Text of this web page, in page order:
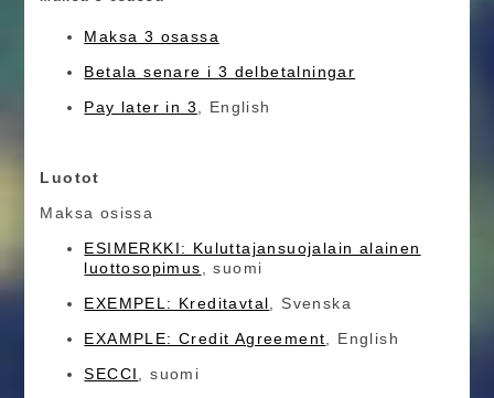
Maksa 3 osassa
Betala senare i 3 delbetalningar
Pay later in 3
, English
Luotot
Maksa osissa
ESIMERKKI: Kuluttajansuojalain alainen
luottosopimus , suomi
EXEMPEL: Kreditavtal , Svenska
EXAMPLE: Credit Agreement , English
SECCI
, suomi